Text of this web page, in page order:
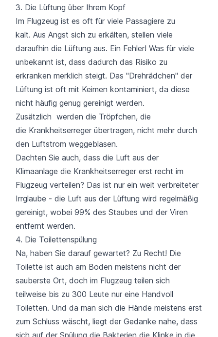
3. Die Lüftung über Ihrem Kopf
Im Flugzeug ist es oft für viele Passagiere zu
kalt. Aus Angst sich zu erkälten, stellen viele
daraufhin die Lüftung aus. Ein Fehler! Was für viele
unbekannt ist, dass dadurch das Risiko zu
erkranken merklich steigt. Das "Drehrädchen" der
Lüftung ist oft mit Keimen kontaminiert, da diese
nicht häufig genug gereinigt werden.
Zusätzlich werden die Tröpfchen, die
die Krankheitserreger übertragen, nicht mehr durch
den Luftstrom weggeblasen.
Dachten Sie auch, dass die Luft aus der
Klimaanlage die Krankheitserreger erst recht im
Flugzeug verteilen? Das ist nur ein weit verbreiteter
Irrglaube - die Luft aus der Lüftung wird regelmäßig
gereinigt, wobei 99% des Staubes und der Viren
entfernt werden.
4. Die Toilettenspülung
Na, haben Sie darauf gewartet? Zu Recht! Die
Toilette ist auch am Boden meistens nicht der
sauberste Ort, doch im Flugzeug teilen sich
teilweise bis zu 300 Leute nur eine Handvoll
Toiletten. Und da man sich die Hände meistens erst
zum Schluss wäscht, liegt der Gedanke nahe, dass
sich auf der Spülung die Bakterien die Klinke in die